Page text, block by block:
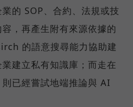
的 SOP、合約、法規或技
，再產生附有來源依據的
的語意搜尋能力協助建
建立私有知識庫；而走在
已經嘗試地端推論與 AI